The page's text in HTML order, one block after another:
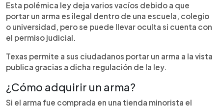
Esta polémica ley deja varios vacíos debido a que
portar un arma es ilegal dentro de una escuela, colegio
o universidad, pero se puede llevar oculta si cuenta con
el permiso judicial.
Texas permite a sus ciudadanos portar un arma a la vista
publica gracias a dicha regulación de la ley.
¿Cómo adquirir un arma?
Si el arma fue comprada en una tienda minorista el